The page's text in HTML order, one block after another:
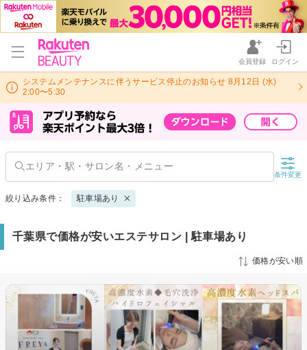
会員登録 ログイン
システムメンテナンスに伴うサービス停止のお知らせ 8月12日 (水)
2:00〜5:30
条件変更
絞り込み条件： 駐車場あり
千葉県で価格が安いエステサロン | 駐車場あり
価格が安い順